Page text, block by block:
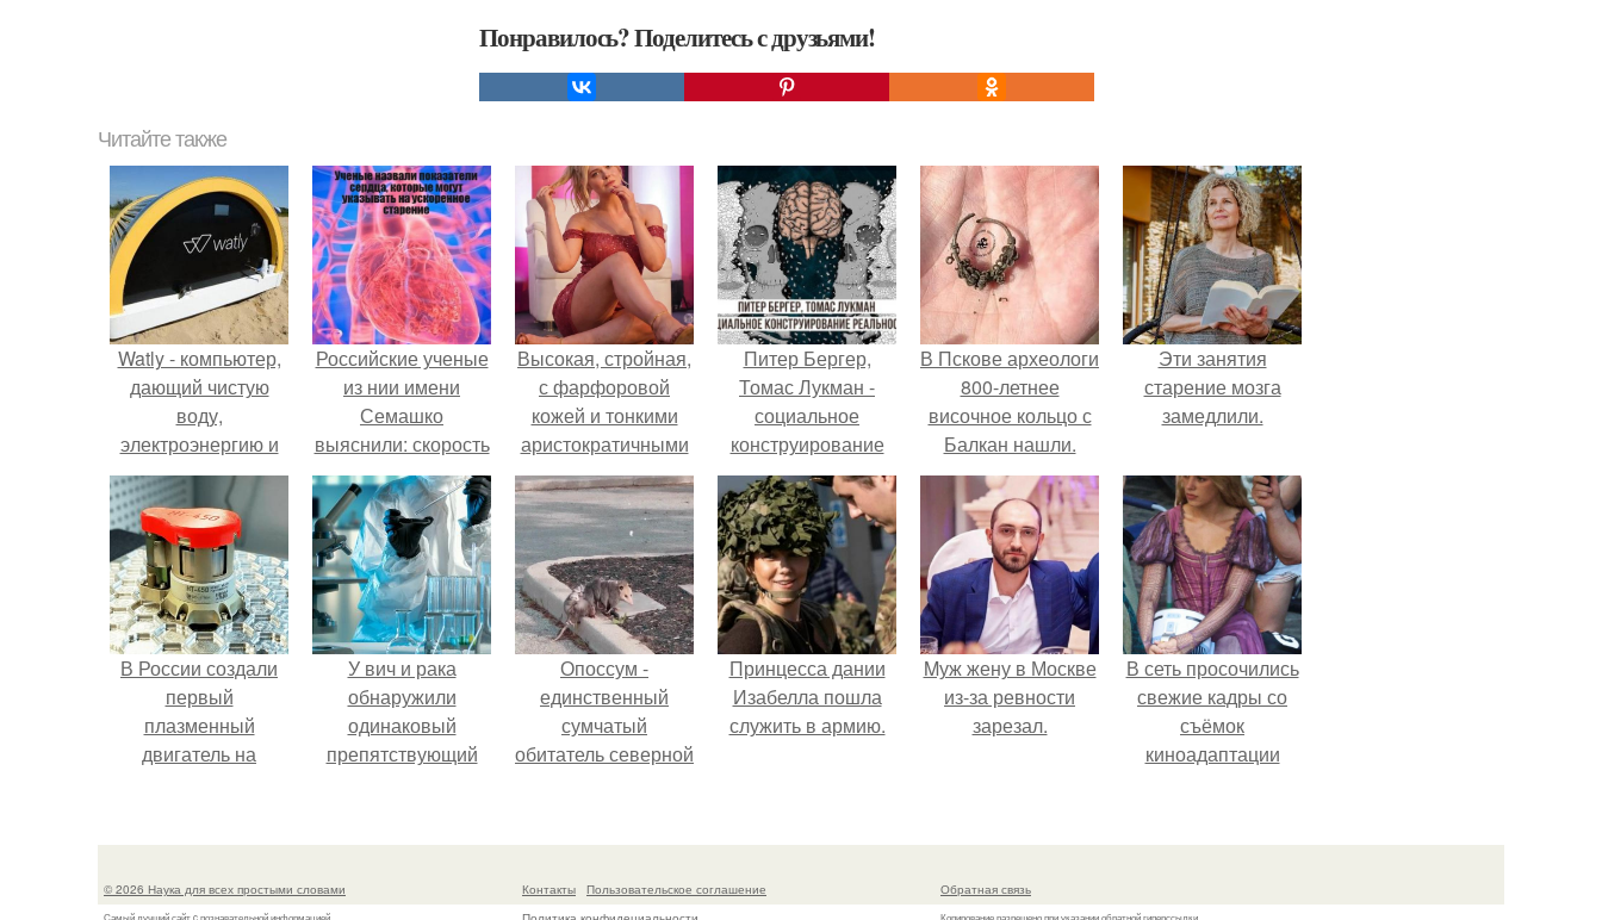
Понравилось? Поделитесь с друзьями!
Читайте также
Watly - компьютер,
дающий чистую
воду,
электроэнергию и
интернет.
Российские ученые
из нии имени
Семашко
выяснили: скорость
старения напрямую
зависит от
состояния сосудов
и работы сердца.
Высокая, стройная,
с фарфоровой
кожей и тонкими
аристократичными
чертами, эль
выглядит так, будто
сошла с полотна
художника.
Питер Бергер,
Томас Лукман -
социальное
конструирование
реальности.
В Пскове археологи
800-летнее
височное кольцо с
Балкан нашли.
Эти занятия
старение мозга
замедлили.
В России создали
первый
плазменный
двигатель на
У вич и рака
обнаружили
одинаковый
препятствующий
Опоссум -
единственный
сумчатый
обитатель северной
Принцесса дании
Изабелла пошла
служить в армию.
Mуж жену в Москве
из-за ревности
зарезал.
В сеть просочились
свежие кадры со
съёмок
киноадаптации
моментально
© 2026 Наука для всех простыми словами
Самый лучший сайт c познавательной информацией.
Контакты
Пользовательское соглашение
Обратная связь
Копирование разрешено при указании обратной гиперссылки.